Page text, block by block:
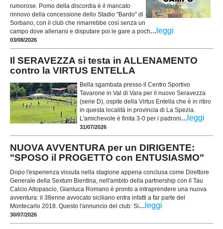
rumorose. Pomo della discordia è il mancato
rinnovo della concessione dello Stadio "Bardo" di
Sorbano, con il club che rimarrebbe così senza un
campo dove allenarsi e disputare poi le gare a poch... leggi
03/08/2026
Il SERAVEZZA si testa in ALLENAMENTO
contro la VIRTUS ENTELLA
Bella sgambata presso il Centro Sportivo
Tavarone in Val di Vara per il nuovo Seravezza
(serie D), ospite della Virtus Entella che è in ritiro
in questa località in provincia di La Spezia.
L'amichevole è finita 3-0 per i padroni... leggi
31/07/2026
NUOVA AVVENTURA per un DIRIGENTE:
"SPOSO il PROGETTO con ENTUSIASMO"
Dopo l'esperienza vissuta nella stagione appena conclusa come Direttore
Generale della Sextum Bientina, nell'ambito della partnership con il Tau
Calcio Altopascio, Gianluca Romano è pronto a intraprendere una nuova
avventura: il 38enne avvocato siciliano entra infatti a far parte del
Montecarlo 2018. Questo l'annuncio del club: Si... leggi
30/07/2026